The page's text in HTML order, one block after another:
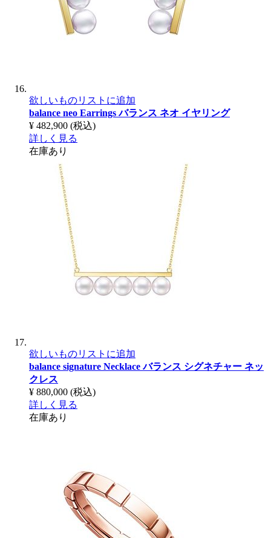
欲しいものリストに追加
balance neo Earringsバランス ネオ イヤリング
¥ 482,900 (税込)
詳しく見る
在庫あり
欲しいものリストに追加
balance signature Necklaceバランス シグネチャー ネッ
クレス
¥ 880,000 (税込)
詳しく見る
在庫あり